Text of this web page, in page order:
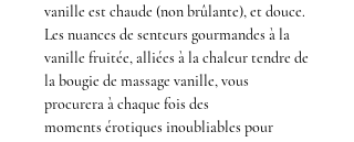
vanille est chaude (non brûlante), et douce.
Les nuances de senteurs gourmandes à la
vanille fruitée, alliées à la chaleur tendre de
labougie de massage vanille, vous
procurera à chaque fois des
moments érotiques inoubliables pour